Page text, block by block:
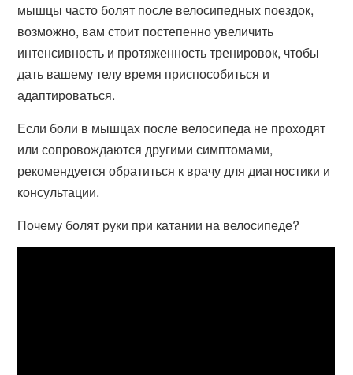
мышцы часто болят после велосипедных поездок,
возможно, вам стоит постепенно увеличить
интенсивность и протяженность тренировок, чтобы
дать вашему телу время приспособиться и
адаптироваться.
Если боли в мышцах после велосипеда не проходят
или сопровождаются другими симптомами,
рекомендуется обратиться к врачу для диагностики и
консультации.
Почему болят руки при катании на велосипеде?